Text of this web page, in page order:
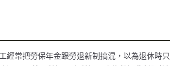
經常把勞保年金跟勞退新制搞混，以為退休時